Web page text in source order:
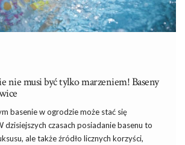
nie musi być tylko marzeniem! Baseny
basenie w ogrodzie może stać się
dzisiejszych czasach posiadanie basenu to
ale także źródło licznych korzyści,